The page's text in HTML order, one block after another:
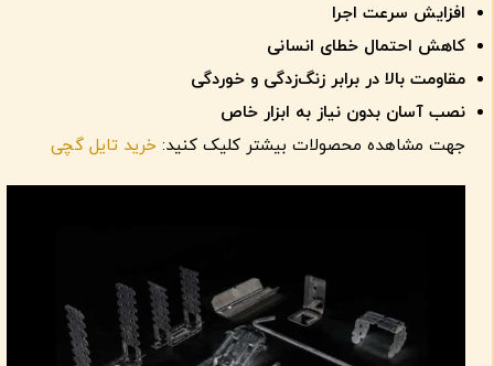
افزایش سرعت اجرا
کاهش احتمال خطای انسانی
مقاومت بالا در برابر زنگ‌زدگی و خوردگی
نصب آسان بدون نیاز به ابزار خاص
جهت مشاهده محصولات بیشتر کلیک کنید: خرید تایل گچی